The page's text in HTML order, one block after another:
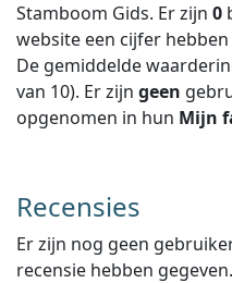
Stamboom Gids. Er zijn 0
website een cijfer
De gemiddelde
van 10). Er zijn geen
opgenomen in hun Mijn
Recensies
Er zijn nog geen
recensie hebben